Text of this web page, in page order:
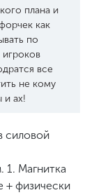
плана и
как
по
игроков
все
не кому
и ах!
силовой
1. Магнитка
+ физически